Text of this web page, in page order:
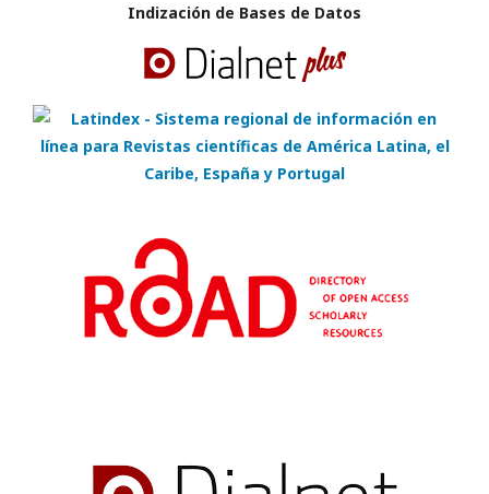
Indización de Bases de Datos